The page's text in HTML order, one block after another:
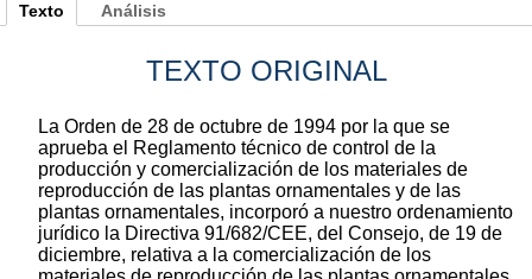
Texto
TEXTO ORIGINAL
La Orden de 28 de octubre de 1994 por la que se
aprueba el Reglamento técnico de control de la
producción y comercialización de los materiales de
reproducción de las plantas ornamentales y de las
plantas ornamentales, incorporó a nuestro ordenamiento
jurídico la Directiva 91/682/CEE, del Consejo, de 19 de
diciembre, relativa a la comercialización de los
Análisis